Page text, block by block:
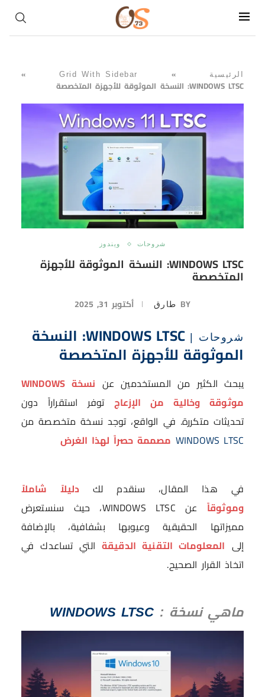
الرئيسية »
Grid With Sidebar
»
WINDOWS LTSC: النسخة الموثوقة للأجهزة المتخصصة
شروحات ويندوز
WINDOWS LTSC: النسخة الموثوقة للأجهزة
المتخصصة
BY طارق أكتوبر 31, 2025
شروحات | WINDOWS LTSC: النسخة
الموثوقة للأجهزة المتخصصة
يبحث الكثير من المستخدمين عن
نسخة WINDOWS
موثوقة وخالية من الإزعاج توفر استقراراً دون
تحديثات متكررة. في الواقع، توجد نسخة متخصصة من
WINDOWS LTSC مصممة حصراً لهذا الغرض
في هذا المقال، سنقدم لك دليلاً شاملاً
وموثوقاً
عن WINDOWS LTSC، حيث سنستعرض
مميزاتها الحقيقية وعيوبها بشفافية، بالإضافة
إلى المعلومات التقنية الدقيقة التي تساعدك في
اتخاذ القرار الصحيح.
ماهي نسخة :